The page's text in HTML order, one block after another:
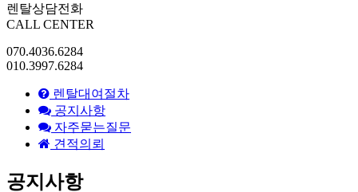
렌탈상담전화
CALL CENTER
070.4036.6284
010.3997.6284
렌탈대여절차
공지사항
자주묻는질문
견적의뢰
공지사항